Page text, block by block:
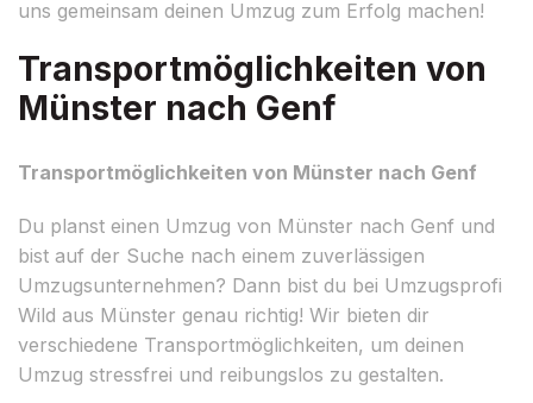
uns gemeinsam deinen Umzug zum Erfolg machen!
Transportmöglichkeiten von
Münster nach Genf
Transportmöglichkeiten von Münster nach Genf
Du planst einen Umzug von Münster nach Genf und
bist auf der Suche nach einem zuverlässigen
Umzugsunternehmen? Dann bist du bei Umzugsprofi
Wild aus Münster genau richtig! Wir bieten dir
verschiedene Transportmöglichkeiten, um deinen
Umzug stressfrei und reibungslos zu gestalten.